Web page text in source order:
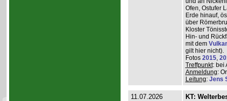
Ofen, Ostufer
Erde hinauf,
über
Kloster
Hin- und
mit dem
gilt hier nicht).
Fotos 2015,
Treffpunkt: bei
Anmeldung:
Leitung: Jens
11.07.2026 KT: